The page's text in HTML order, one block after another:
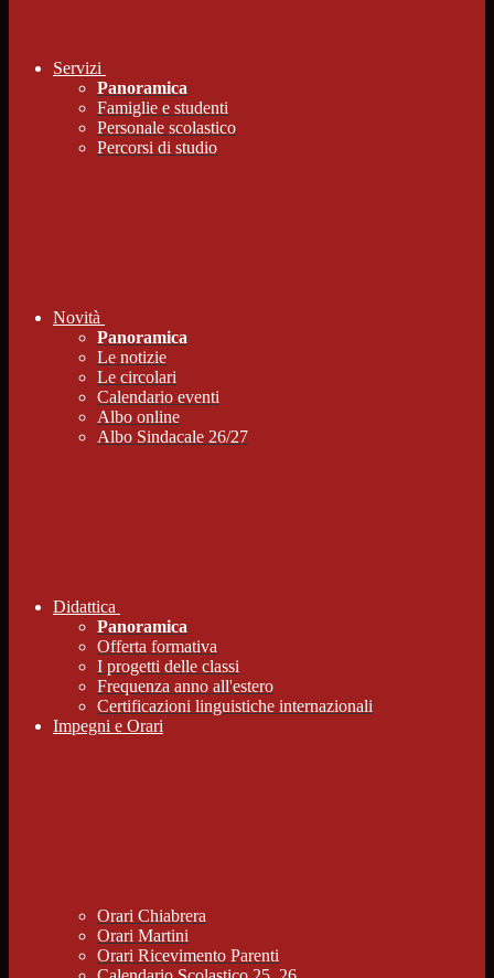
Servizi
Panoramica
Famiglie e studenti
Personale scolastico
Percorsi di studio
Novità
Panoramica
Le notizie
Le circolari
Calendario eventi
Albo online
Albo Sindacale 26/27
Didattica
Panoramica
Offerta formativa
I progetti delle classi
Frequenza anno all'estero
Certificazioni linguistiche internazionali
Impegni e Orari
Orari Chiabrera
Orari Martini
Orari Ricevimento Parenti